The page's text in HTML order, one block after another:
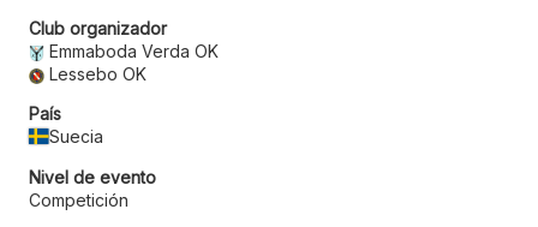
Club organizador
Emmaboda Verda OK
Lessebo OK
País
Suecia
Nivel de evento
Competición